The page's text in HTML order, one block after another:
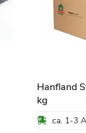
Hanfland
kg